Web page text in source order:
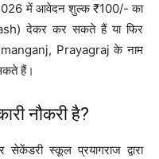
में आवेदन शुल्क ₹100/- का
देकर कर सकते हैं या फिर
Prayagraj के नाम
हैं।
नौकरी है?
सेकेंडरी स्कूल प्रयागराज द्वारा